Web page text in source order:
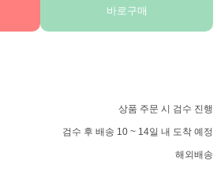
바로구매
상품 주문 시 검수 진행
검수 후 배송 10 ~ 14일 내 도착 예정
해외배송